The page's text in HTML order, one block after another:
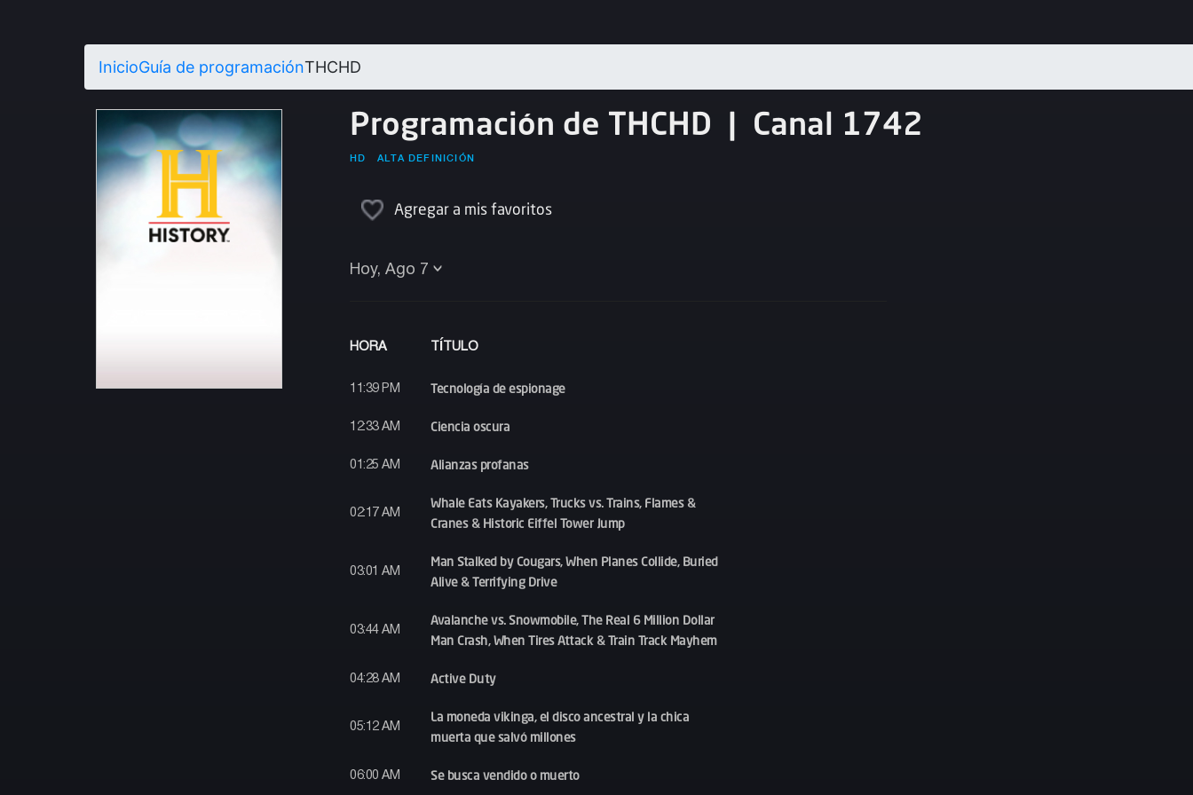
InicioGuía de programaciónTHCHD
Programación de THCHD | Canal 1742
HD ALTA DEFINICIÓN
Agregar a mis favoritos
Hoy, Ago 7
HORA TÍTULO
11:39 PM Tecnología de espionage
12:33 AM Ciencia oscura
01:25 AM Alianzas profanas
02:17 AM
Whale Eats Kayakers, Trucks vs. Trains, Flames &
Cranes & Historic Eiffel Tower Jump
03:01 AM
Man Stalked by Cougars, When Planes Collide, Buried
Alive & Terrifying Drive
03:44 AM
Avalanche vs. Snowmobile, The Real 6 Million Dollar
Man Crash, When Tires Attack & Train Track Mayhem
04:28 AM Active Duty
05:12 AM
La moneda vikinga, el disco ancestral y la chica
muerta que salvó millones
06:00 AM Se busca vendido o muerto